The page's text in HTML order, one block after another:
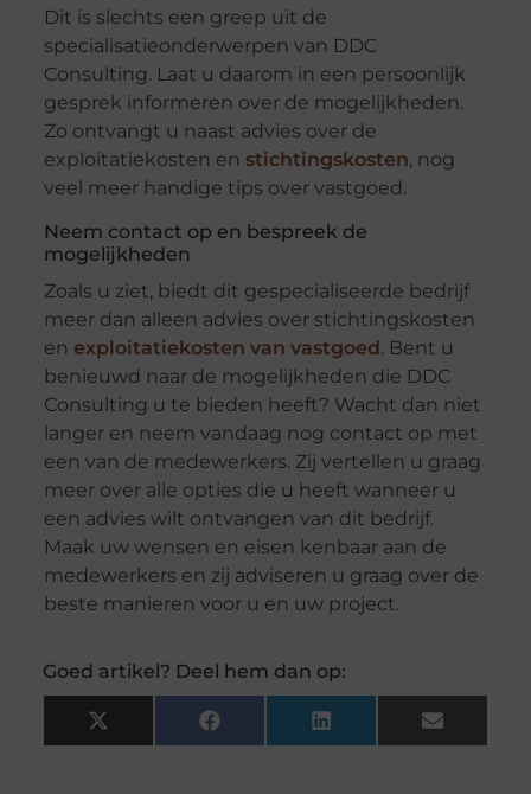
Dit is slechts een greep uit de
specialisatieonderwerpen van DDC
Consulting. Laat u daarom in een persoonlijk
gesprek informeren over de mogelijkheden.
Zo ontvangt u naast advies over de
exploitatiekosten en stichtingskosten, nog
veel meer handige tips over vastgoed.
Neem contact op en bespreek de
mogelijkheden
Zoals u ziet, biedt dit gespecialiseerde bedrijf
meer dan alleen advies over stichtingskosten
en exploitatiekosten van vastgoed . Bent u
benieuwd naar de mogelijkheden die DDC
Consulting u te bieden heeft? Wacht dan niet
langer en neem vandaag nog contact op met
een van de medewerkers. Zij vertellen u graag
meer over alle opties die u heeft wanneer u
een advies wilt ontvangen van dit bedrijf.
Maak uw wensen en eisen kenbaar aan de
medewerkers en zij adviseren u graag over de
beste manieren voor u en uw project.
Goed artikel? Deel hem dan op:
X
(Twitter)
Facebook LinkedIn Email